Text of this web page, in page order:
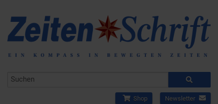
Shop Newsletter